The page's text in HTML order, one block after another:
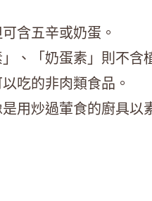
含五辛或奶蛋。
、「奶蛋素」則不含
吃的非肉類食品。
用炒過葷食的廚具以